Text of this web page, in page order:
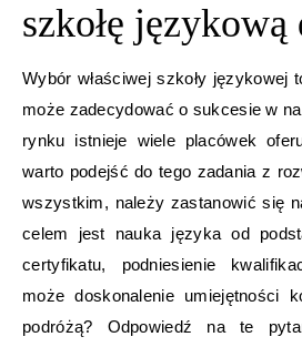
szkołę językową
Wybór właściwej szkoły
może zadecydować o sukcesie w
rynku istnieje wiele placówek
warto podejść do tego zadania z
wszystkim, należy zastanowić się
celem jest nauka języka od
certyfikatu, podniesienie
może doskonalenie umiejętności
podróżą? Odpowiedź na te